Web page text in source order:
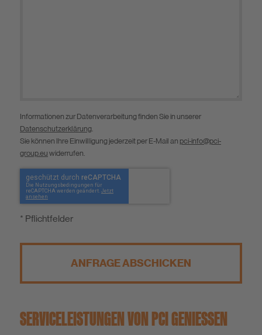
Informationen zur Datenverarbeitung finden Sie in unserer
Datenschutzerklärung
Sie können Ihre Einwilligung jederzeit per E-Mail an pci-info@pci-
group.eu widerrufen.
* Pflichtfelder
ANFRAGE ABSCHICKEN
SERVICELEISTUNGEN VON PCI GENIESSEN